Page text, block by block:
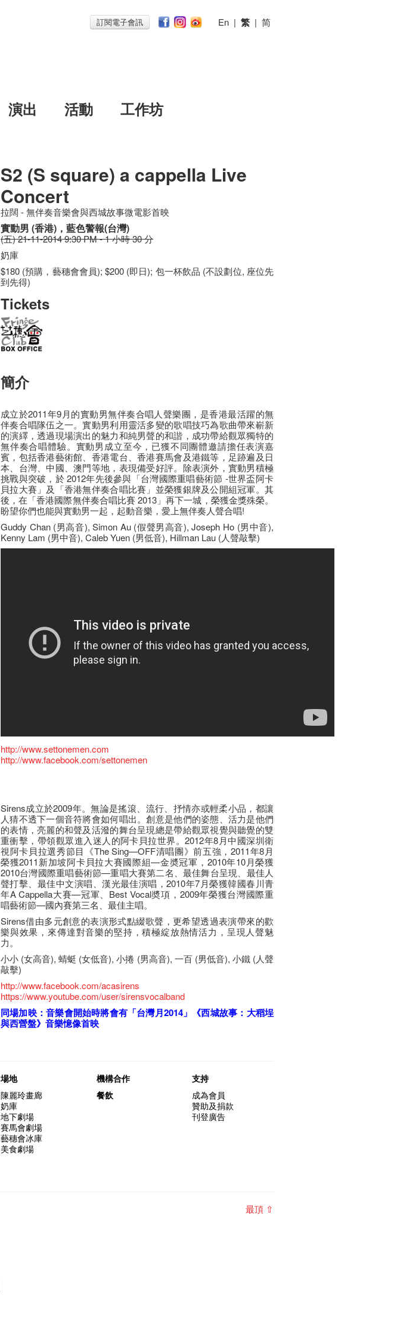
訂閱電子會訊 En | 繁 | 简
演出 活動
工作坊
S2 (S square) a cappella Live
Concert
拉闊 - 無伴奏音樂會與西城故事微電影首映
實動男 (香港)，藍色警報(台灣)
(五) 21-11-2014 9:30 PM - 1 小時 30 分
奶庫
$180 (預購，藝穗會會員); $200 (即日); 包一杯飲品 (不設劃位, 座位先
到先得)
Tickets
簡介
成立於2011年9月的實動男無伴奏合唱人聲樂團，是香港最活躍的無
伴奏合唱隊伍之一。實動男利用靈活多變的歌唱技巧為歌曲帶來嶄新
的演繹，透過現場演出的魅力和純男聲的和諧，成功帶給觀眾獨特的
無伴奏合唱體驗。實動男成立至今，已獲不同團體邀請擔任表演嘉
賓，包括香港藝術館、香港電台、香港賽馬會及港鐵等，足跡遍及日
本、台灣、中國、澳門等地，表現備受好評。除表演外，實動男積極
挑戰與突破，於 2012年先後參與「台灣國際重唱藝術節 ‐世界盃阿卡
貝拉大賽」及「香港無伴奏合唱比賽」並榮獲銀牌及公開組冠軍。其
後，在「香港國際無伴奏合唱比賽 2013」再下一城，榮獲金獎殊榮。
盼望你們也能與實動男一起，起動音樂，愛上無伴奏人聲合唱!
Guddy Chan (男高音), Simon Au (假聲男高音), Joseph Ho (男中音),
Kenny Lam (男中音), Caleb Yuen (男低音), Hillman Lau (人聲敲擊)
http://www.settonemen.com
http://www.facebook.com/settonemen
Sirens成立於2009年。無論是搖滾、流行、抒情亦或輕柔小品，都讓
人猜不透下一個音符將會如何唱出。創意是他們的姿態、活力是他們
的表情，亮麗的和聲及活潑的舞台呈現總是帶給觀眾視覺與聽覺的雙
重衝擊，帶領觀眾進入迷人的阿卡貝拉世界。2012年8月中國深圳衛
視阿卡貝拉選秀節目《The Sing—OFF清唱團》前五強，2011年8月
榮獲2011新加坡阿卡貝拉大賽國際組—金奬冠軍，2010年10月榮獲
2010台灣國際重唱藝術節—重唱大賽第二名、最佳舞台呈現、最佳人
聲打擊、最佳中文演唱、漢光最佳演唱，2010年7月榮獲韓國春川青
年A Cappella大賽—冠軍、Best Vocal奬項，2009年榮獲台灣國際重
唱藝術節—國內賽第三名、最佳主唱。
Sirens借由多元創意的表演形式點綴歌聲，更希望透過表演帶來的歡
樂與效果，來傳達對音樂的堅持，積極綻放熱情活力，呈現人聲魅
力。
小小 (女高音), 蜻蜓 (女低音), 小捲 (男高音), 一百 (男低音), 小鐵 (人聲
敲擊)
http://www.facebook.com/acasirens
https://www.youtube.com/user/sirensvocalband
同場加映：音樂會開始時將會有「台灣月2014」《西城故事：大稻埕
與西營盤》音樂憶像首映
場地
陳麗玲畫廊
奶庫
地下劇場
賽馬會劇場
藝穗會冰庫
美食劇場
機構合作
餐飲
支持
成為會員
贊助及捐款
刊登廣告
最頂 ⇧